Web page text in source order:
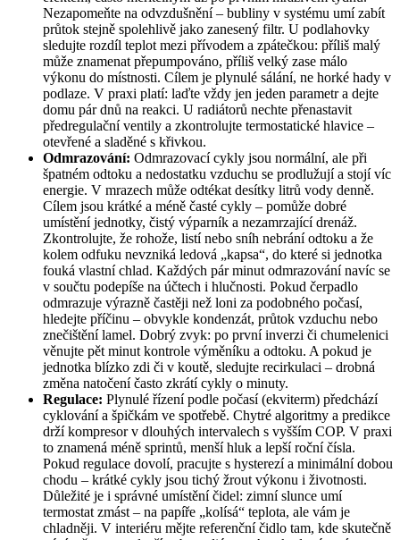
Nezapomeňte na odvzdušnění – bubliny v systému umí zabít
průtok stejně spolehlivě jako zanesený filtr. U podlahovky
sledujte rozdíl teplot mezi přívodem a zpátečkou: příliš malý
může znamenat přepumpováno, příliš velký zase málo
výkonu do místnosti. Cílem je plynulé sálání, ne horké hady v
podlaze. V praxi platí: laďte vždy jen jeden parametr a dejte
domu pár dnů na reakci. U radiátorů nechte přenastavit
předregulační ventily a zkontrolujte termostatické hlavice –
otevřené a sladěné s křivkou.
Odmrazování: Odmrazovací cykly jsou normální, ale při
špatném odtoku a nedostatku vzduchu se prodlužují a stojí víc
energie. V mrazech může odtékat desítky litrů vody denně.
Cílem jsou krátké a méně časté cykly – pomůže dobré
umístění jednotky, čistý výparník a nezamrzající drenáž.
Zkontrolujte, že rohože, listí nebo sníh nebrání odtoku a že
kolem odfuku nevzniká ledová „kapsa“, do které si jednotka
fouká vlastní chlad. Každých pár minut odmrazování navíc se
v součtu podepíše na účtech i hlučnosti. Pokud čerpadlo
odmrazuje výrazně častěji než loni za podobného počasí,
hledejte příčinu – obvykle kondenzát, průtok vzduchu nebo
znečištění lamel. Dobrý zvyk: po první inverzi či chumelenici
věnujte pět minut kontrole výměníku a odtoku. A pokud je
jednotka blízko zdi či v koutě, sledujte recirkulaci – drobná
změna natočení často zkrátí cykly o minuty.
Regulace: Plynulé řízení podle počasí (ekviterm) předchází
cyklování a špičkám ve spotřebě. Chytré algoritmy a predikce
drží kompresor v dlouhých intervalech s vyšším COP. V praxi
to znamená méně sprintů, menší hluk a lepší roční čísla.
Pokud regulace dovolí, pracujte s hysterezí a minimální dobou
chodu – krátké cykly jsou tichý žrout výkonu i životnosti.
Důležité je i správné umístění čidel: zimní slunce umí
termostat zmást – na papíře „kolísá“ teplota, ale vám je
chladněji. V interiéru mějte referenční čidlo tam, kde skutečně